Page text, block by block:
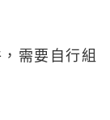
需要自行組